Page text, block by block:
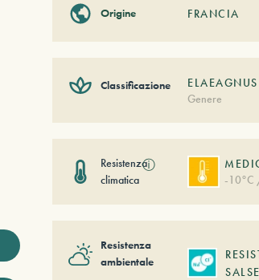
Origine FRANCIA
Classificazione
ELAEAGNUS
Genere
Resistenza
climatica
ⓘ
-10°C
Resistenza
ambientale